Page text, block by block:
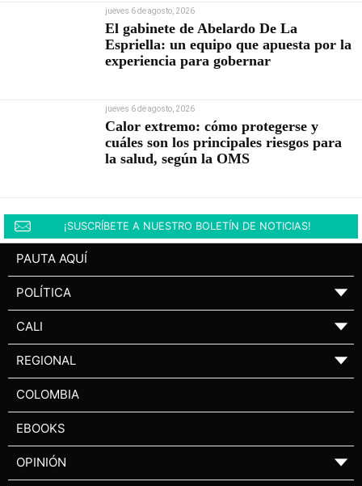
jueves 6 de agosto, 2026
El gabinete de Abelardo De La
Espriella: un equipo que apuesta por la
experiencia para gobernar
jueves 6 de agosto, 2026
Calor extremo: cómo protegerse y
cuáles son los principales riesgos para
la salud, según la OMS
¡SUSCRÍBETE A NUESTRO BOLETÍN DE NOTICIAS!
PAUTA AQUÍ
POLÍTICA ▼
CALI ▼
REGIONAL ▼
COLOMBIA
EBOOKS
OPINIÓN ▼